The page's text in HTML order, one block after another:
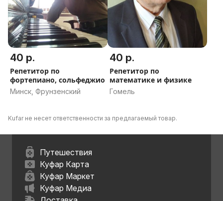
40 р.
Репетитор по
фортепиано, сольфеджио
Минск, Фрунзенский
40 р.
Репетитор по
математике и физике
Гомель
Kufar не несет ответственности за предлагаемый товар.
Путешествия
Куфар Карта
Куфар Маркет
Куфар Медиа